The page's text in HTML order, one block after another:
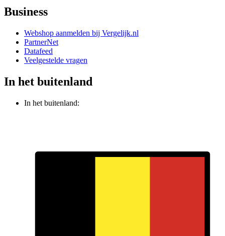
Business
Webshop aanmelden bij Vergelijk.nl
PartnerNet
Datafeed
Veelgestelde vragen
In het buitenland
In het buitenland: